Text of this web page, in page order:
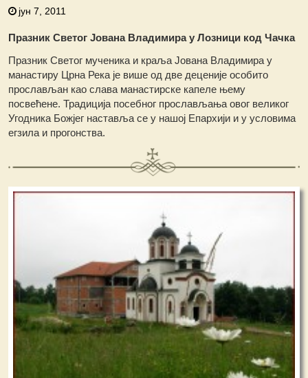
јун 7, 2011
Празник Светог Јована Владимира у Лозници код Чачка
Празник Светог мученика и краља Јована Владимира у
манастиру Црна Река је више од две деценије особито
прослављан као слава манастирске капеле њему
посвећене. Традиција посебног прослављања овог великог
Угодника Божјег наставља се у нашој Епархији и у условима
егзила и прогонства.